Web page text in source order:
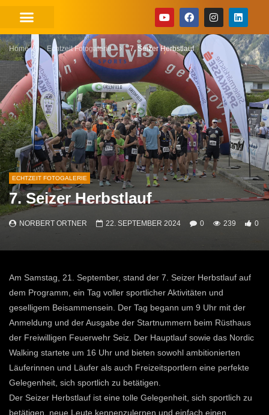
Home Echtzeit Fotogalerie 7. Seizer Herbstlauf
ECHTZEIT FOTOGALERIE
7. Seizer Herbstlauf
NORBERT ORTNER 22. SEPTEMBER 2024 0 239 0
Am Samstag, 21. September, stand der 7. Seizer Herbstlauf auf
dem Programm, ein Tag voller sportlicher Aktivitäten und
geselligem Beisammensein. Der Tag begann um 9 Uhr mit der
Anmeldung und der Ausgabe der Startnummern beim Rüsthaus
der Freiwilligen Feuerwehr Seiz. Der Hauptlauf sowie das Nordic
Walking startete um 16 Uhr und bieten sowohl ambitionierten
Läuferinnen und Läufer als auch Freizeitsportlern eine perfekte
Gelegenheit, sich sportlich zu betätigen.
Der Seizer Herbstlauf ist eine tolle Gelegenheit, sich sportlich zu
betätigen, neue Leute kennenzulernen und einfach einen